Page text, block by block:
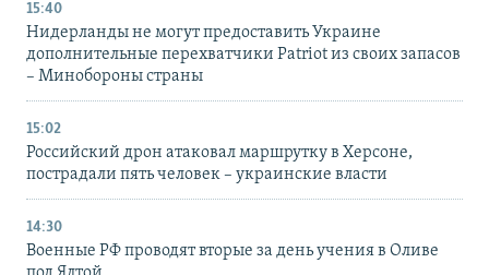
15:40
Нидерланды не могут предоставить Украине
дополнительные перехватчики Patriot из своих запасов
– Минобороны страны
15:02
Российский дрон атаковал маршрутку в Херсоне,
пострадали пять человек – украинские власти
14:30
Военные РФ проводят вторые за день учения в Оливе